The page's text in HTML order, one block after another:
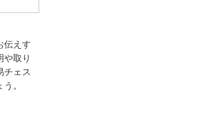
伝えす
取り
チェス
。